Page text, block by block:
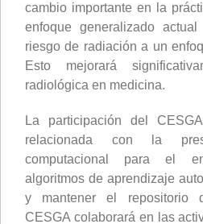
cambio importante en la
enfoque generalizado
riesgo de radiación a un
Esto mejorará
radiológica en medicina.
La participación del
relacionada con la
computacional para el
algoritmos de aprendizaje
y mantener el repositorio
CESGA colaborará en las